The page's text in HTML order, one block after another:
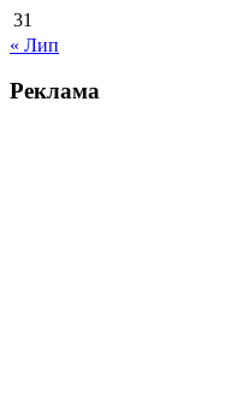
31
« Лип
Реклама